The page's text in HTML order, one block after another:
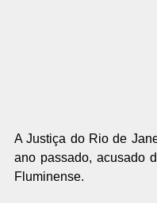
A Justiça do Rio de
ano passado, acusado
Fluminense.